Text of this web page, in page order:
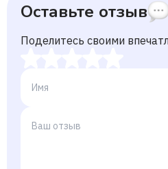
Оставьте отзыв
Поделитесь своими